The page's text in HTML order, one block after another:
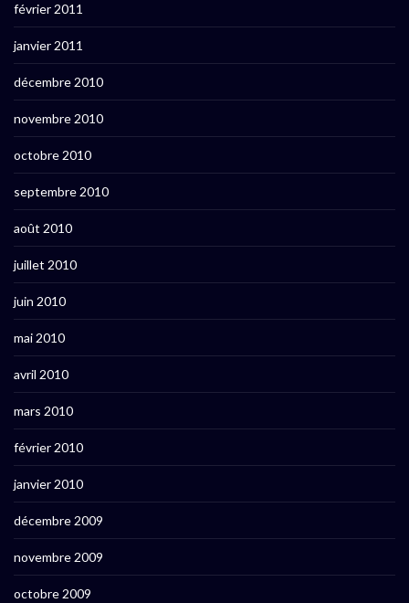
février 2011
janvier 2011
décembre 2010
novembre 2010
octobre 2010
septembre 2010
août 2010
juillet 2010
juin 2010
mai 2010
avril 2010
mars 2010
février 2010
janvier 2010
décembre 2009
novembre 2009
octobre 2009